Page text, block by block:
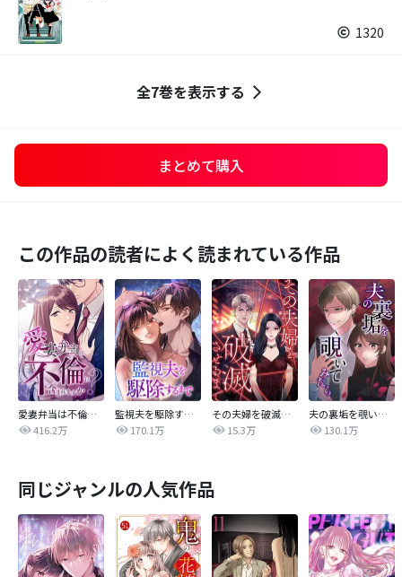
1320
全7巻を表示する
まとめて購入
この作品の読者によく読まれている作品
愛妻弁当は不倫に含まれますか？
416.2万
監視夫を駆除するまで
170.1万
その夫婦を破滅させるまで
15.3万
夫の裏垢を覗いてみたら
130.1万
同じジャンルの人気作品